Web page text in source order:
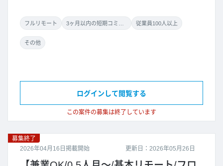
フルリモート 従業員100人以上
その他
この案件の募集は終了しています
ログインして閲覧する
更新日：2026年05月26日
募集終了
2026年04月16日掲載開始